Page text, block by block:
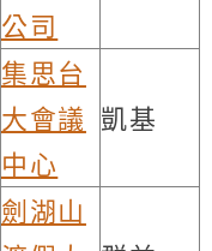
公司
集思台
大會議
中心
凱基
劍湖山